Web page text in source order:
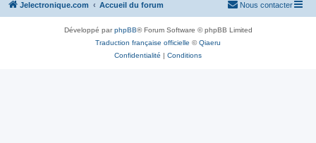
Jelectronique.com Accueil du forum Nous contacter
Développé parphpBB® Forum Software © phpBB Limited
Traduction française officielle ©Qiaeru
Confidentialité | Conditions